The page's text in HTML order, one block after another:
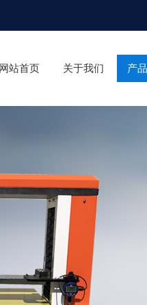
网站首页 关于我们 产